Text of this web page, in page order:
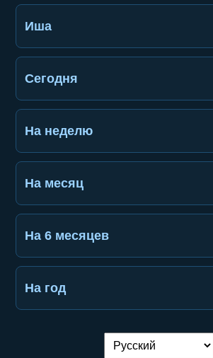
Иша
Сегодня
На неделю
На месяц
На 6 месяцев
На год
Переключение языка: